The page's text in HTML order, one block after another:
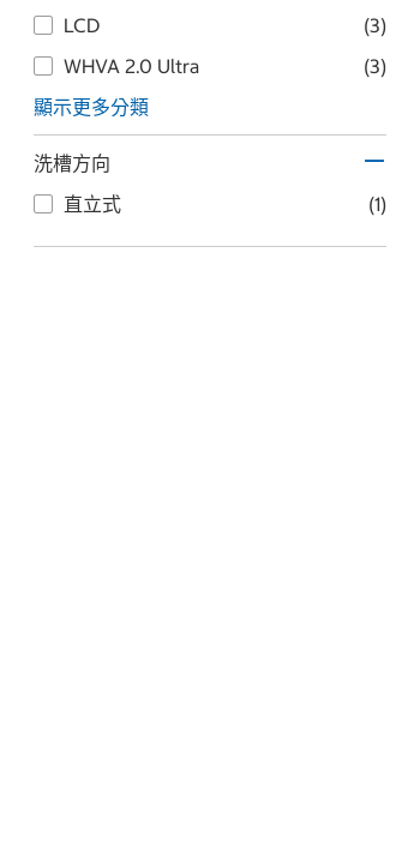
LCD
(3)
WHVA 2.0 Ultra
(3)
顯示更多分類
洗槽方向
直立式
(1)